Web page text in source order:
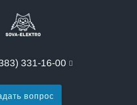
331-16-00
вопрос